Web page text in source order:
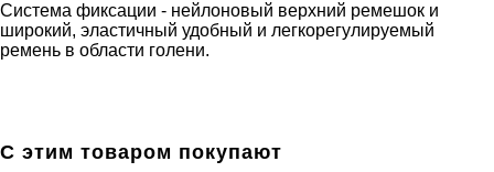
Система фиксации - нейлоновый верхний ремешок и
широкий, эластичный удобный и легкорегулируемый
ремень в области голени.
С этим товаром покупают